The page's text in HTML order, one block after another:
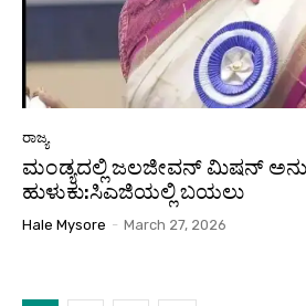
ರಾಜ್ಯ
ಮಂಡ್ಯದಲ್ಲಿ ಜಲಜೀವನ್ ಮಿಷನ್
ಹುಳುಕು:ಸಿಎಜಿಯಲ್ಲಿ ಬಯಲು
Hale Mysore - March 27, 2026